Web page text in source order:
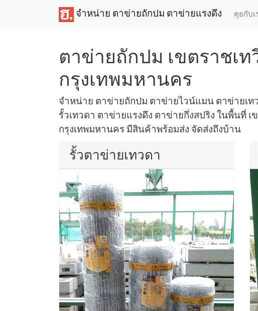
จำหน่าย ตาข่ายถักปม ตาข่ายแรงดึง คุยกับเ
ตาข่ายถักปม เขตราชเท
กรุงเทพมหานคร
จำหน่าย ตาข่ายถักปม ตาข่ายไวน์แมน ตาข่ายเท
รั้วเทวดา ตาข่ายแรงดึง ตาข่ายกึ่งสปริง ในพื้นที่ เ
กรุงเทพมหานคร มีสินค้าพร้อมส่ง จัดส่งถึงบ้าน
รั้วตาข่ายเทวดา